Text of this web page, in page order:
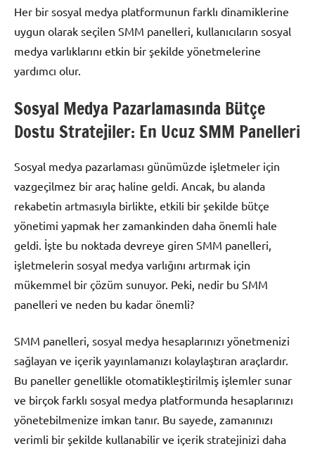
Her bir sosyal medya platformunun farklı dinamiklerine
uygun olarak seçilen SMM panelleri, kullanıcıların sosyal
medya varlıklarını etkin bir şekilde yönetmelerine
yardımcı olur.
Sosyal Medya Pazarlamasında Bütçe
Dostu Stratejiler: En Ucuz SMM Panelleri
Sosyal medya pazarlaması günümüzde işletmeler için
vazgeçilmez bir araç haline geldi. Ancak, bu alanda
rekabetin artmasıyla birlikte, etkili bir şekilde bütçe
yönetimi yapmak her zamankinden daha önemli hale
geldi. İşte bu noktada devreye giren SMM panelleri,
işletmelerin sosyal medya varlığını artırmak için
mükemmel bir çözüm sunuyor. Peki, nedir bu SMM
panelleri ve neden bu kadar önemli?
SMM panelleri, sosyal medya hesaplarınızı yönetmenizi
sağlayan ve içerik yayınlamanızı kolaylaştıran araçlardır.
Bu paneller genellikle otomatikleştirilmiş işlemler sunar
ve birçok farklı sosyal medya platformunda hesaplarınızı
yönetebilmenize imkan tanır. Bu sayede, zamanınızı
verimli bir şekilde kullanabilir ve içerik stratejinizi daha